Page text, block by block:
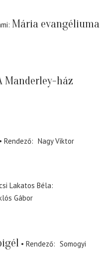
Mária evangéliuma
Manderley-ház
Rendező
Nagy Viktor
Lakatos Béla
Gábor
Rendező
Somogyi